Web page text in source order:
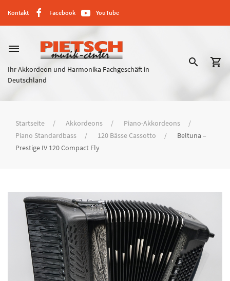
Kontakt Facebook YouTube
dehaze
Ihr Akkordeon und Harmonika Fachgeschäft in
Deutschland
search shopping_cart
Startseite Akkordeons
Piano-Akkordeons
Piano Standardbass
120 Bässe Cassotto
Beltuna –
Prestige IV 120 Compact Fly